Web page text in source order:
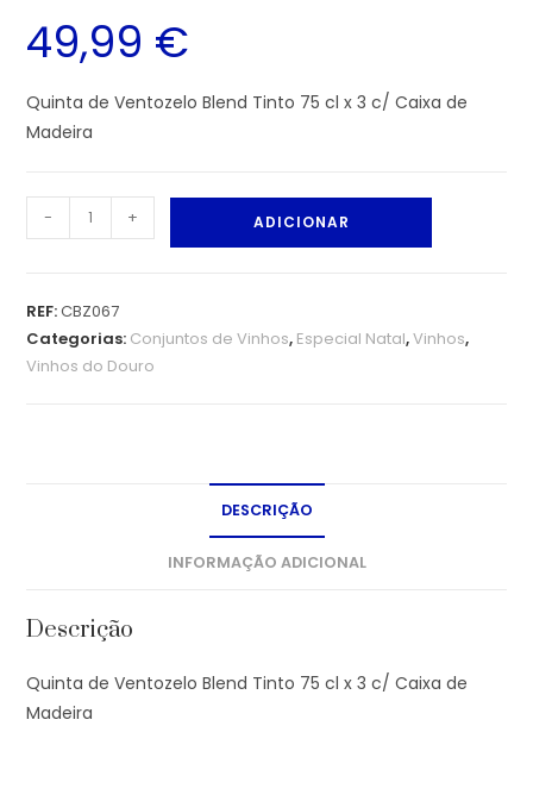
49,99 €
Quinta de Ventozelo Blend Tinto 75 cl x 3 c/ Caixa de
Madeira
- + ADICIONAR
REF:CBZ067
Categorias: Conjuntos de Vinhos, Especial Natal,Vinhos,
Vinhos do Douro
DESCRIÇÃO
INFORMAÇÃO ADICIONAL
Descrição
Quinta de Ventozelo Blend Tinto 75 cl x 3 c/ Caixa de
Madeira